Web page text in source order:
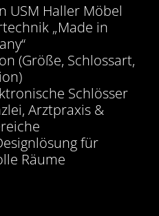
USM Haller Möbel
„Made in
(Größe, Schlossart,
Schlösser
Arztpraxis &
für
Räume